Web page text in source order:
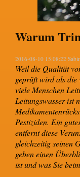
Warum
2016-08-10 15:08:22
Weil die Qualität
geprüft wird als die
viele Menschen
Leitungswasser ist
Pestiziden. Ein
entfernt diese
gleichzeitig seinen
geben einen
ist und was Sie